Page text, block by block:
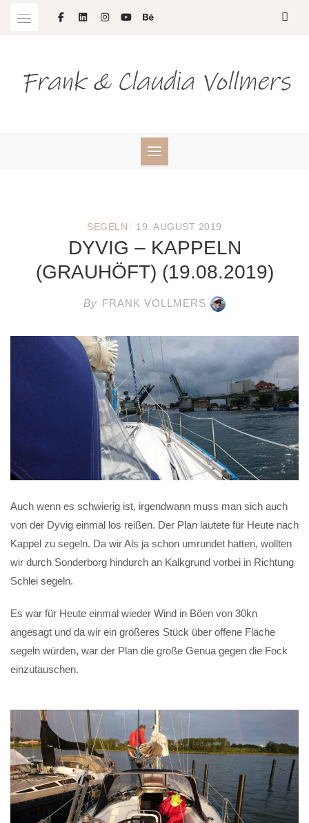
SEGELN / 19. AUGUST 2019
DYVIG – KAPPELN
(GRAUHÖFT) (19.08.2019)
By FRANK VOLLMERS
Auch wenn es schwierig ist, irgendwann muss man sich auch
von der Dyvig einmal los reißen. Der Plan lautete für Heute nach
Kappel zu segeln. Da wir Als ja schon umrundet hatten, wollten
wir durch Sonderborg hindurch an Kalkgrund vorbei in Richtung
Schlei segeln.
Es war für Heute einmal wieder Wind in Böen von 30kn
angesagt und da wir ein größeres Stück über offene Fläche
segeln würden, war der Plan die große Genua gegen die Fock
einzutauschen.